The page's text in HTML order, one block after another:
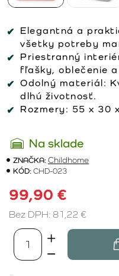
Elegantná a
všetky potreby
Priestranný
fľašky, oblečenie
Odolný materiál:
dlhú životnosť.
Rozmery: 55 x 30
Na sklade
ZNAČKA:Childhome
KÓD:CHD-023
99,90 €
Bez DPH: 81,22 €